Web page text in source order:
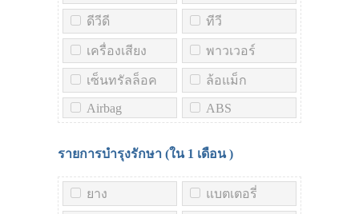
ดีวีดี ทีวี
เครื่องเสียง พาวเวอร์
เซ็นทรัลล็อค ล้อแม็ก
Airbag ABS
รายการบำรุงรักษา (ใน 1 เดือน)
ยาง แบตเตอรี่